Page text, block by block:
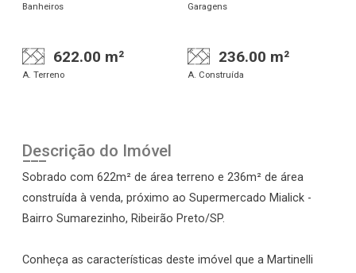
Banheiros Garagens
622.00 m²
A. Terreno
236.00 m²
A. Construída
Descrição do Imóvel
Sobrado com 622m² de área terreno e 236m² de área
construída à venda, próximo ao Supermercado Mialick -
Bairro Sumarezinho, Ribeirão Preto/SP.
Conheça as características deste imóvel que a Martinelli